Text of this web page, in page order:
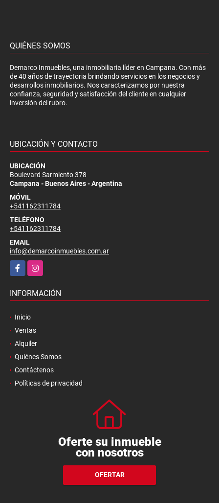
QUIÉNES SOMOS
Demarco Inmuebles, una inmobiliaria líder en Campana. Con más
de 40 años de trayectoria brindando servicios en los negocios y
desarrollos inmobiliarios. Nos caracterizamos por nuestra
confianza, seguridad y satisfacción del cliente en cualquier
inversión del rubro.
UBICACIÓN Y CONTACTO
UBICACIÓN
Boulevard Sarmiento 378
Campana - Buenos Aires - Argentina
MÓVIL
+541162311784
TELÉFONO
+541162311784
EMAIL
info@demarcoinmuebles.com.ar
FacebookInstagram
INFORMACIÓN
Inicio
Ventas
Alquiler
Quiénes Somos
Contáctenos
Políticas de privacidad
Oferte su inmueble
con nosotros
OFERTAR